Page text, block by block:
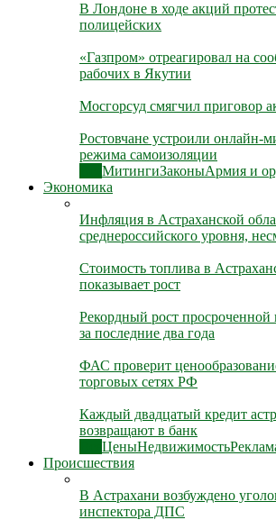
В Лондоне в ходе акций
полицейских
«Газпром» отреагировал на
рабочих в Якутии
Мосгорсуд смягчил приговор
Ростовчане устроили онлайн-
режима самоизоляции
МитингиЗаконыАрмия и
Экономика
Инфляция в Астраханской
среднероссийского уровня,
Стоимость топлива в
показывает рост
Рекордный рост просроченной
за последние два года
ФАС проверит
торговых сетях РФ
Каждый двадцатый кредит
возвращают в банк
ЦеныНедвижимость
Происшествия
В Астрахани возбуждено
инспектора ДПС